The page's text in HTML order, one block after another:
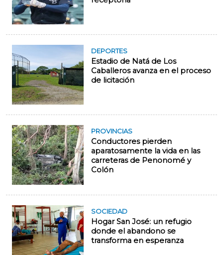
DEPORTES
Estadio de Natá de Los
Caballeros avanza en el proceso
de licitación
PROVINCIAS
Conductores pierden
aparatosamente la vida en las
carreteras de Penonomé y
Colón
SOCIEDAD
Hogar San José: un refugio
donde el abandono se
transforma en esperanza